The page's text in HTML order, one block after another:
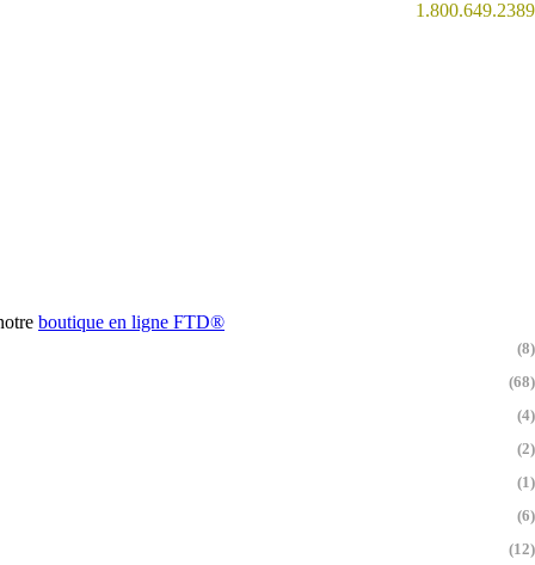
1.800.649.2389
boutique en ligne FTD®
(8)
(68)
(4)
(2)
(1)
(6)
(12)